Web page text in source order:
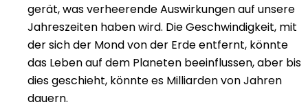
gerät, was verheerende Auswirkungen auf unsere
Jahreszeiten haben wird. Die Geschwindigkeit, mit
der sich der Mond von der Erde entfernt, könnte
das Leben auf dem Planeten beeinflussen, aber bis
dies geschieht, könnte es Milliarden von Jahren
dauern.